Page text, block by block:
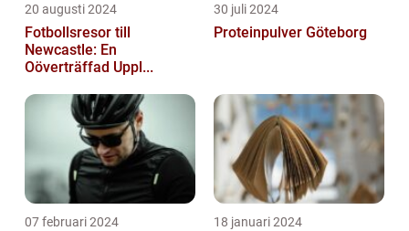
20 augusti 2024
Fotbollsresor till
Newcastle: En
Oöverträffad Uppl...
30 juli 2024
Proteinpulver Göteborg
07 februari 2024 18 januari 2024